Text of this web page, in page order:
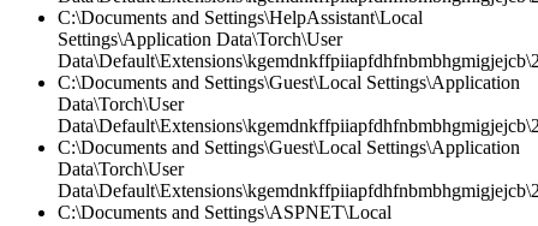
C:\Documents and Settings\HelpAssistant\Local
Settings\Application Data\Torch\User
C:\Documents and Settings\Guest\Local Settings\Application
Data\Torch\User
C:\Documents and Settings\Guest\Local Settings\Application
Data\Torch\User
C:\Documents and Settings\ASPNET\Local